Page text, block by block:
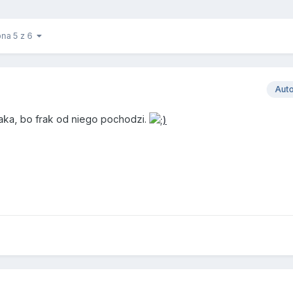
5 z 6
bo frak od niego pochodzi.